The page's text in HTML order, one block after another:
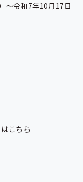
～令和7年10月17日
こちら